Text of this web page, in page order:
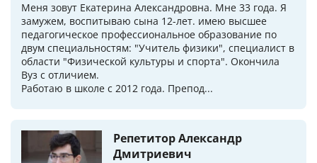
Меня зовут Екатерина Александровна. Мне 33 года. Я
замужем, воспитываю сына 12-лет. имею высшее
педагогическое профессиональное образование по
двум специальностям: "Учитель физики", специалист в
области "Физической культуры и спорта". Окончила
Вуз с отличием.
Работаю в школе с 2012 года. Препод...
Репетитор Александр
Дмитриевич